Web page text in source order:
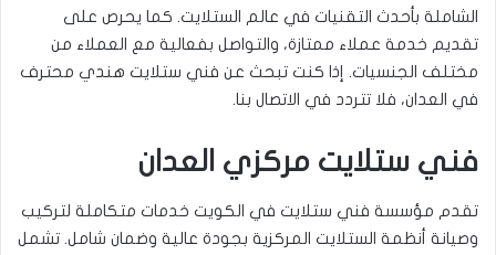
الشاملة بأحدث التقنيات في عالم الستلايت. كما يحرص على
تقديم خدمة عملاء ممتازة، والتواصل بفعالية مع العملاء من
مختلف الجنسيات. إذا كنت تبحث عن فني ستلايت هندي محترف
في العدان، فلا تتردد في الاتصال بنا.
فني ستلايت مركزي العدان
تقدم مؤسسة فني ستلايت في الكويت خدمات متكاملة لتركيب
وصيانة أنظمة الستلايت المركزية بجودة عالية وضمان شامل. تشمل